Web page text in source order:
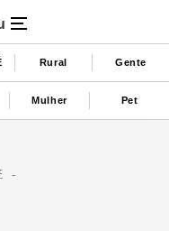
Rural Gente
Mulher Pet